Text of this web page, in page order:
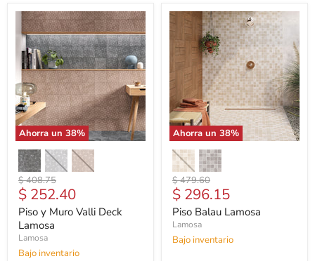
Ahorra un 38%
Precio
original
$ 408.75
Precio
actual
$ 252.40
Piso y Muro Valli Deck
Lamosa
Lamosa
Bajo inventario
Ahorra un 38%
Precio
original
$ 479.60
Precio
actual
$ 296.15
Piso Balau Lamosa
Lamosa
Bajo inventario